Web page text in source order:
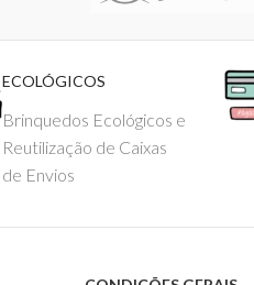
ECOLÓGICOS
Brinquedos Ecológicos e
Reutilização de Caixas
de Envios